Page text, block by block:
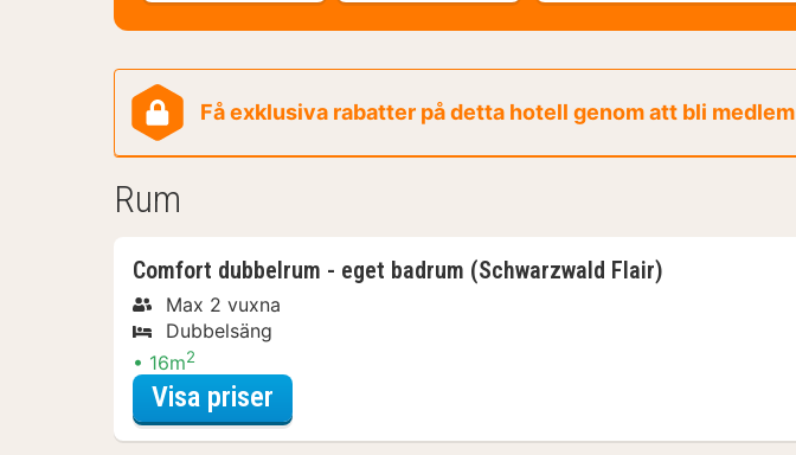
Få exklusiva rabatter på detta hotell genom att bli medlem
Rum
Comfort dubbelrum - eget badrum (Schwarzwald Flair)
Max 2 vuxna
Dubbelsäng
16m2
Visa priser